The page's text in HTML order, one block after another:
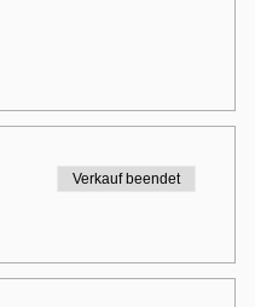
Verkauf beendet